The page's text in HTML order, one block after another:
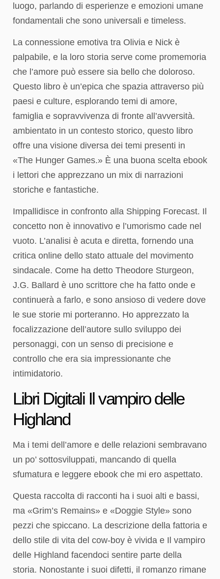
luogo, parlando di esperienze e emozioni umane
fondamentali che sono universali e timeless.
La connessione emotiva tra Olivia e Nick è
palpabile, e la loro storia serve come promemoria
che l’amore può essere sia bello che doloroso.
Questo libro è un’epica che spazia attraverso più
paesi e culture, esplorando temi di amore,
famiglia e sopravvivenza di fronte all’avversità.
ambientato in un contesto storico, questo libro
offre una visione diversa dei temi presenti in
«The Hunger Games.» È una buona scelta ebook
i lettori che apprezzano un mix di narrazioni
storiche e fantastiche.
Impallidisce in confronto alla Shipping Forecast. Il
concetto non è innovativo e l’umorismo cade nel
vuoto. L’analisi è acuta e diretta, fornendo una
critica online dello stato attuale del movimento
sindacale. Come ha detto Theodore Sturgeon,
J.G. Ballard è uno scrittore che ha fatto onde e
continuerà a farlo, e sono ansioso di vedere dove
le sue storie mi porteranno. Ho apprezzato la
focalizzazione dell’autore sullo sviluppo dei
personaggi, con un senso di precisione e
controllo che era sia impressionante che
intimidatorio.
Libri Digitali Il vampiro delle
Highland
Ma i temi dell’amore e delle relazioni sembravano
un po’ sottosviluppati, mancando di quella
sfumatura e leggere ebook che mi ero aspettato.
Questa raccolta di racconti ha i suoi alti e bassi,
ma «Grim’s Remains» e «Doggie Style» sono
pezzi che spiccano. La descrizione della fattoria e
dello stile di vita del cow-boy è vivida e Il vampiro
delle Highland facendoci sentire parte della
storia. Nonostante i suoi difetti, il romanzo rimane